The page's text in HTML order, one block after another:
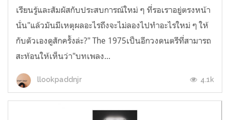
เรียนรู้และสัมผัสกับประสบการณ์ใหม่ ๆ ที่รอเราอยู่ตรงหน้า
นั่น"แล้วมันมีเหตุผลอะไรถึงจะไม่ลองไปทำอะไรใหม่ ๆ ให้
กับตัวเองดูสักครั้งล่ะ?" The 1975เป็นอีกวงดนตรีที่สามารถ
สะท้อนให้เห็นว่า"บทเพลง...
llookpaddnjr 4.1k